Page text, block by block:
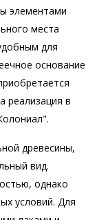
элементами
места
для
основание
реализация в
древесины,
вид.
однако
условий. Для